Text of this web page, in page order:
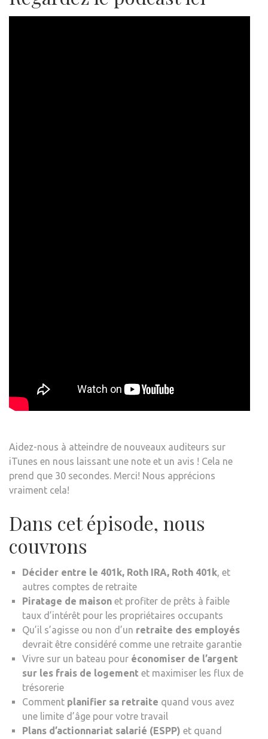
Aidez-nous à atteindre de nouveaux auditeurs sur
iTunes en nous laissant une note et un avis ! Cela ne
prend que 30 secondes. Merci! Nous apprécions
vraiment cela!
Dans cet épisode, nous
couvrons
Décider entre le 401k, Roth IRA, Roth 401k, et
autres comptes de retraite
Piratage de maison et profiter de prêts à faible
taux d’intérêt pour les propriétaires occupants
Qu’il s’agisse ou non d’un retraite des employés
devrait être considéré comme une retraite garantie
Vivre sur un bateau pour économiser de l’argent
sur les frais de logement et maximiser les flux de
trésorerie
Comment planifier sa retraite quand vous avez
une limite d’âge pour votre travail
Plans d’actionnariat salarié (ESPP) et quand